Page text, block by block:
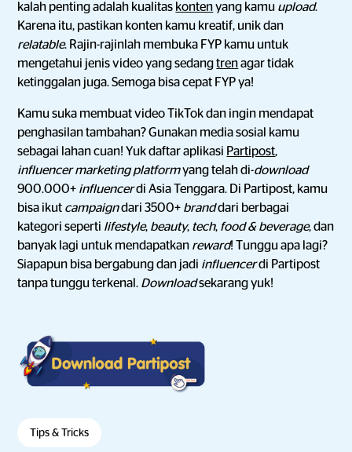
kalah penting adalah kualitas kontenyang kamu upload.
Karena itu, pastikan konten kamu kreatif, unik dan
relatable. Rajin-rajinlah membuka FYP kamu untuk
mengetahui jenis video yang sedangtrenagar tidak
ketinggalan juga. Semoga bisa cepat FYP ya!
Kamu suka membuat video TikTok dan ingin mendapat
penghasilan tambahan? Gunakan media sosial kamu
sebagai lahan cuan! Yuk daftar aplikasi Partipost,
influencer marketing platformyang telah di-download
900.000+ influencerdi Asia Tenggara. Di Partipost, kamu
bisa ikut campaigndari 3500+ branddari berbagai
kategori seperti lifestyle, beauty, tech, food & beverage, dan
banyak lagi untuk mendapatkan reward! Tunggu apa lagi?
Siapapun bisa bergabung dan jadi influencerdi Partipost
tanpa tunggu terkenal. Downloadsekarang yuk!
Tips & Tricks